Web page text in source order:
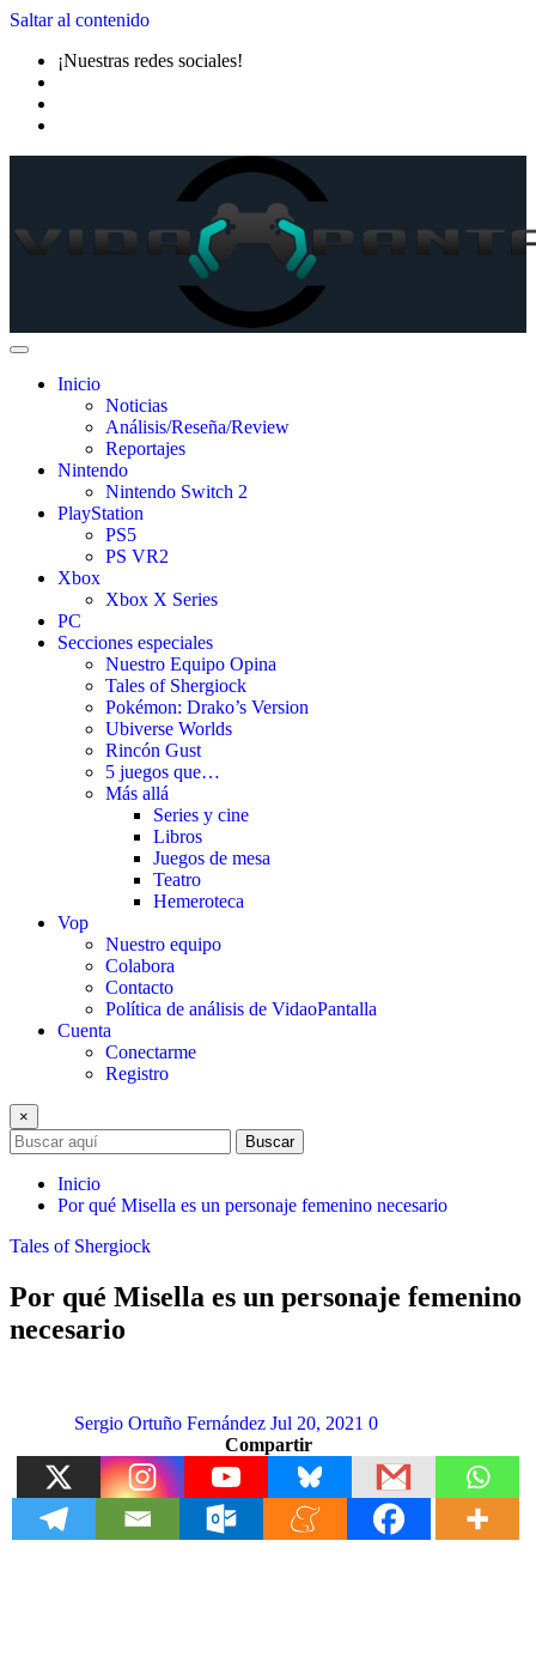
Saltar al contenido
¡Nuestras redes sociales!
Inicio
Noticias
Análisis/Reseña/Review
Reportajes
Nintendo
Nintendo Switch 2
PlayStation
PS5
PS VR2
Xbox
Xbox X Series
PC
Secciones especiales
Nuestro Equipo Opina
Tales of Shergiock
Pokémon: Drako’s Version
Ubiverse Worlds
Rincón Gust
5 juegos que…
Más allá
Series y cine
Libros
Juegos de mesa
Teatro
Hemeroteca
Vop
Nuestro equipo
Colabora
Contacto
Política de análisis de VidaoPantalla
Cuenta
Conectarme
Registro
×
Buscar
Inicio
Por qué Misella es un personaje femenino necesario
Tales of Shergiock
Por qué Misella es un personaje femenino
necesario
Sergio Ortuño Fernández Jul 20, 2021 0
Compartir